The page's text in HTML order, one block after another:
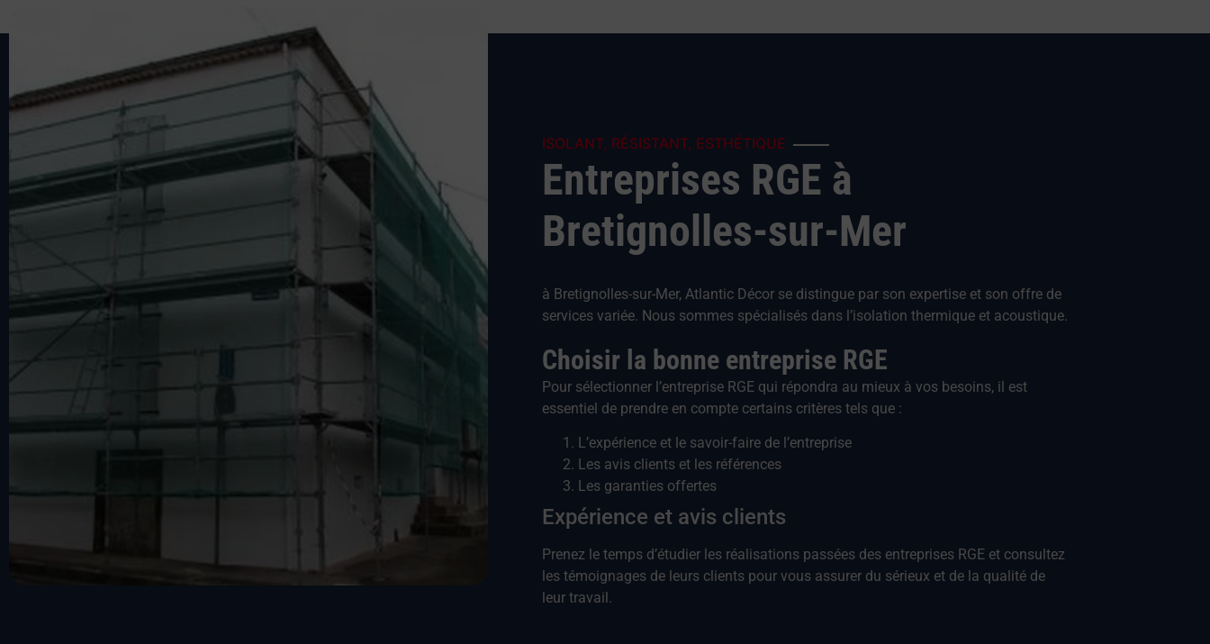
ISOLANT, RÉSISTANT, ESTHÉTIQUE
Entreprises RGE à
Bretignolles-sur-Mer
à Bretignolles-sur-Mer, Atlantic Décor se distingue par son expertise et son offre de
services variée. Nous sommes spécialisés dans l’isolation thermique et acoustique.
Choisir la bonne entreprise RGE
Pour sélectionner l’entreprise RGE qui répondra au mieux à vos besoins, il est
essentiel de prendre en compte certains critères tels que :
L’expérience et le savoir-faire de l’entreprise
Les avis clients et les références
Les garanties offertes
Expérience et avis clients
Prenez le temps d’étudier les réalisations passées des entreprises RGE et consultez
les témoignages de leurs clients pour vous assurer du sérieux et de la qualité de
leur travail.